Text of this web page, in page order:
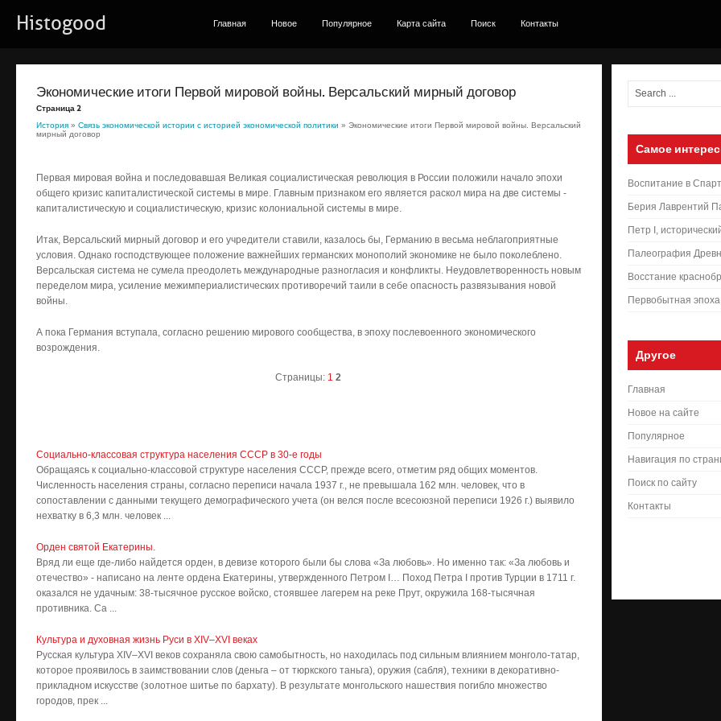
Histogood Главная Новое Популярное Карта сайта Поиск Контакты
Экономические итоги Первой мировой войны. Версальский мирный договор
Страница 2
История » Связь экономической истории с историей экономической политики » Экономические итоги Первой мировой войны. Версальский
мирный договор
Первая мировая война и последовавшая Великая социалистическая революция в России положили начало эпохи
общего кризис капиталистической системы в мире. Главным признаком его является раскол мира на две системы -
капиталистическую и социалистическую, кризис колониальной системы в мире.
Итак, Версальский мирный договор и его учредители ставили, казалось бы, Германию в весьма неблагоприятные
условия. Однако господствующее положение важнейших германских монополий экономике не было поколеблено.
Версальская система не сумела преодолеть международные разногласия и конфликты. Неудовлетворенность новым
переделом мира, усиление межимпериалистических противоречий таили в себе опасность развязывания новой
войны.
А пока Германия вступала, согласно решению мирового сообщества, в эпоху послевоенного экономического
возрождения.
Страницы: 1 2
Социально-классовая структура населения СССР в 30-е годы
Обращаясь к социально-классовой структуре населения СССР, прежде всего, отметим ряд общих моментов.
Численность населения страны, согласно переписи начала 1937 г., не превышала 162 млн. человек, что в
сопоставлении с данными текущего демографического учета (он велся после всесоюзной переписи 1926 г.) выявило
нехватку в 6,3 млн. человек ...
Орден святой Екатерины.
Вряд ли еще где-либо найдется орден, в девизе которого были бы слова «За любовь». Но именно так: «За любовь и
отечество» - написано на ленте ордена Екатерины, утвержденного Петром I… Поход Петра I против Турции в 1711 г.
оказался не удачным: 38-тысячное русское войско, стоявшее лагерем на реке Прут, окружила 168-тысячная
противника. Са ...
Культура и духовная жизнь Руси в XIV–XVI веках
Русская культура XIV–XVI веков сохраняла свою самобытность, но находилась под сильным влиянием монголо-татар,
которое проявилось в заимствовании слов (деньга – от тюркского таньга), оружия (сабля), техники в декоративно-
прикладном искусстве (золотное шитье по бархату). В результате монгольского нашествия погибло множество
городов, прек ...
Самое
Воспитание в
Берия Лаврентий
Петр I,
Палеография
Восстание
Первобытная
Другое
Главная
Новое на сайте
Популярное
Навигация по
Поиск по сайту
Контакты